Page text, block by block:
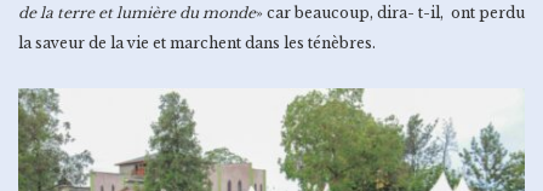
de la terre et lumière du monde» car beaucoup, dira- t-il, ont perdu
la saveur de la vie et marchent dans les ténèbres.